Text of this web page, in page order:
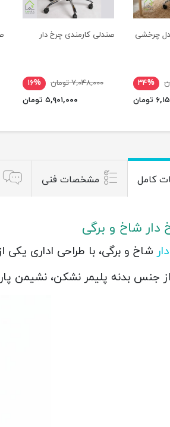
چرخشی
۳۴%
صندلی کارمندی چرخ دار
۷,۰۴۸,۰۰۰ تومان
۱۶%
۵,۹۰۱,۰۰۰ تومان
کامل مشخصات فنی
دار شاخ و برگی
شاخ و برگی، با طراحی اداری
جنس بدنه پلیمر نشکن، نشیمن